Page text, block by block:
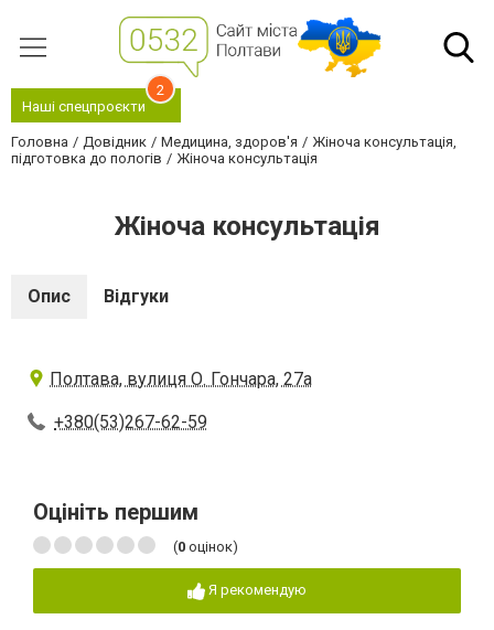
Наші спецпроєкти
2
Головна Довідник Медицина, здоров'я
Жіноча консультація,
підготовка до пологів
Жіноча консультація
Жіноча консультація
Опис Відгуки
Полтава, вулиця О. Гончара, 27а
+380(53)267-62-59
Оцініть першим
(0 оцінок)
Я рекомендую